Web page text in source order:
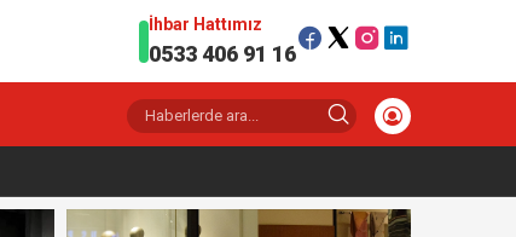
İhbar Hattımız
0533 406 91 16